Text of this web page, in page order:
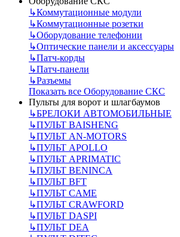
↳Коммутационные модули
↳Коммутационные розетки
↳Оборудование телефонии
↳Оптические панели и аксессуары
↳Патч-корды
↳Патч-панели
↳Разъемы
Показать все Оборудование СКС
Пульты для ворот и шлагбаумов
↳БРЕЛОКИ АВТОМОБИЛЬНЫЕ
↳ПУЛЬТ BAISHENG
↳ПУЛЬТ AN-MOTORS
↳ПУЛЬТ APOLLO
↳ПУЛЬТ APRIMATIC
↳ПУЛЬТ BENINCA
↳ПУЛЬТ BFT
↳ПУЛЬТ CAME
↳ПУЛЬТ CRAWFORD
↳ПУЛЬТ DASPI
↳ПУЛЬТ DEA